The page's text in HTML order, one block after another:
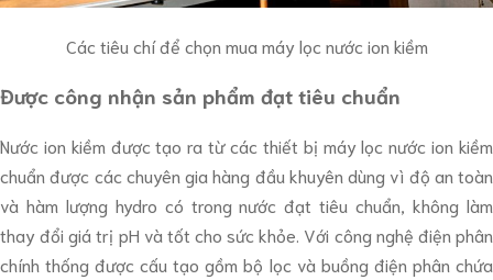
Các tiêu chí để chọn mua máy lọc nước ion kiềm
Được công nhận sản phẩm đạt tiêu chuẩn
Nước ion kiềm được tạo ra từ các thiết bị máy lọc nước ion kiềm
chuẩn được các chuyên gia hàng đầu khuyên dùng vì độ an toàn
và hàm lượng hydro có trong nước đạt tiêu chuẩn, không làm
thay đổi giá trị pH và tốt cho sức khỏe. Với công nghệ điện phân
chính thống được cấu tạo gồm bộ lọc và buồng điện phân chứa